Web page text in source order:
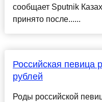
сообщает Sputnik
принято после......
Российская певица
рублей
Роды российской